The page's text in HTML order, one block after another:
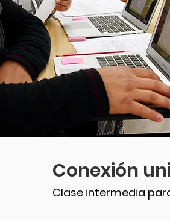
Conexión
Clase intermedia